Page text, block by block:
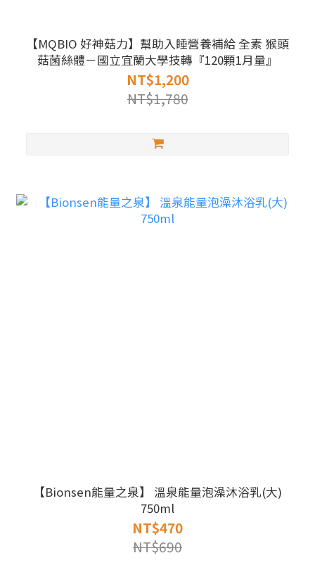
【MQBIO 好神菇力】幫助入睡營養補給 全素 猴頭
菇菌絲體－國立宜蘭大學技轉『120顆1月量』
NT$1,200
NT$1,780
【Bionsen能量之泉】 溫泉能量泡澡沐浴乳(大)
750ml
NT$470
NT$690